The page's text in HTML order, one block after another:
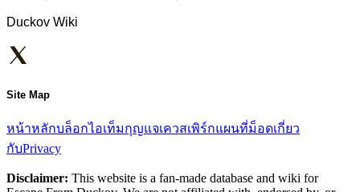
Duckov Wiki
Site Map
หน้าหลักบล็อกไอเท็มกุญแจเควสเพิร์กแผนที่ม็อดเกี่ยว
กับPrivacy
Disclaimer: This website is a fan-made database and wiki for